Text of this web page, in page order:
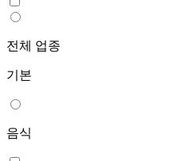
전체 업종
기본
음식